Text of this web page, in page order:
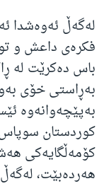
لەگەڵ ئەوەشدا
فکرەی داعش و
باس دەکرێت لە
بەڕاستی خۆی
بەپێچەوانەوە
کوردستان سوپاس
کۆمەڵگایەکی
هەردەبێت،